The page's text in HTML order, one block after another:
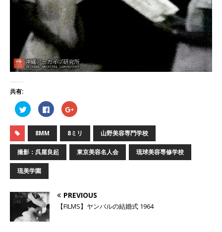
共有:
ク
リ
ク
T
w
i
t
t
e
r
共
有
(
新
し
い
F
a
e
o
k
で
共
ク
リ
ク
し
て
G
o
o
g
有
(
新
8MM 8ミリ 山野美容専門学校
撮影：呉屋良起 東京美容名人会 琉球美容専修学校
琉美学園
PREVIOUS
【FILMS】ヤンバルの結婚式 1964